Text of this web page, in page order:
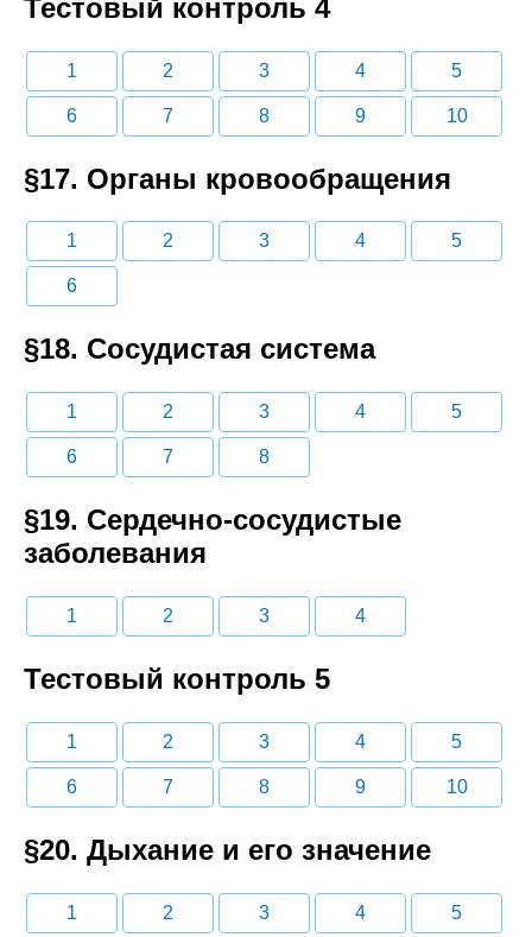
Тестовый контроль 4
1 2 3 4 5
6 7 8 9 10
§17. Органы кровообращения
1 2 3 4 5
6
§18. Сосудистая система
1 2 3 4 5
6 7 8
§19. Сердечно-сосудистые
заболевания
1 2 3 4
Тестовый контроль 5
1 2 3 4 5
6 7 8 9 10
§20. Дыхание и его значение
1 2 3 4 5